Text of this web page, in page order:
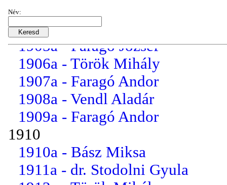
Név:1903a - Horváth Rezső
1904a - Faragó József
1905a - Faragó József
1906a - Török Mihály
1907a - Faragó Andor
1908a - Vendl Aladár
1909a - Faragó Andor
1910
1910a - Bász Miksa
1911a - dr. Stodolni Gyula